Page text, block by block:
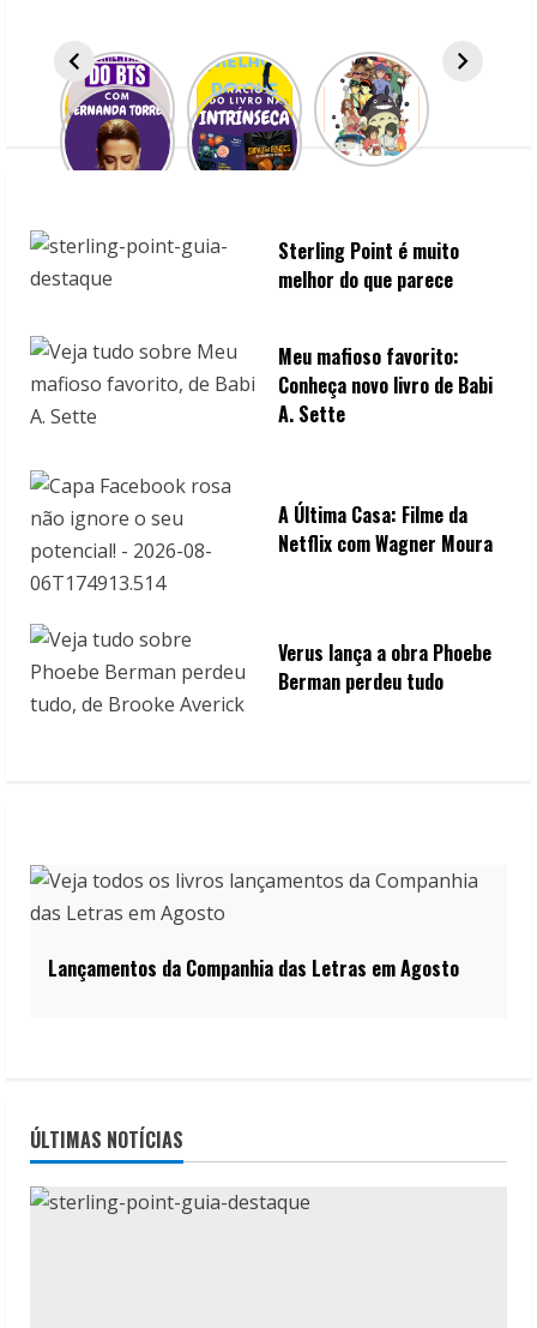
n
g
Sterling Point é muito
melhor do que parece
Meu mafioso favorito:
Conheça novo livro de Babi
A. Sette
A Última Casa: Filme da
Netflix com Wagner Moura
Verus lança a obra Phoebe
Berman perdeu tudo
Lançamentos da Companhia das Letras em Agosto
ÚLTIMAS NOTÍCIAS